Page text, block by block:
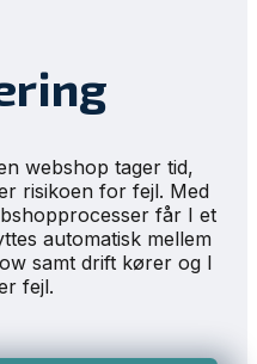
webshop tager tid,
risikoen for fejl. Med
får I et
automatisk mellem
samt drift kører og I
fejl.